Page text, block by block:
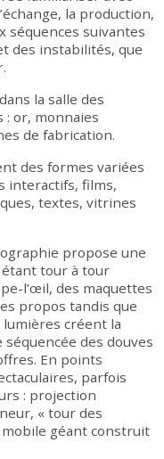
la production,
séquences suivantes
des instabilités, que
la salle des
: or, monnaies
de fabrication.
des formes variées
interactifs, films,
textes, vitrines
propose une
tour à tour
l’œil, des maquettes
propos tandis que
lumières créent la
des douves
En points
parfois
: projection
« tour des
géant construit